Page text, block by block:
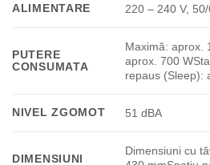
ALIMENTARE 220 – 240 V,
PUTERE
CONSUMATA
Maximă: aprox.
aprox. 700
repaus (Sleep):
NIVEL ZGOMOT 51 dBA
DIMENSIUNI
Dimensiuni cu